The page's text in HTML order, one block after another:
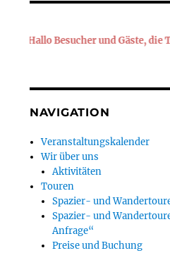
Hallo Besucher und Gäste, die Tour
NAVIGATION
Veranstaltungskalender
Wir über uns
Aktivitäten
Touren
Spazier- und
Spazier- und
Anfrage“
Preise und Buchung